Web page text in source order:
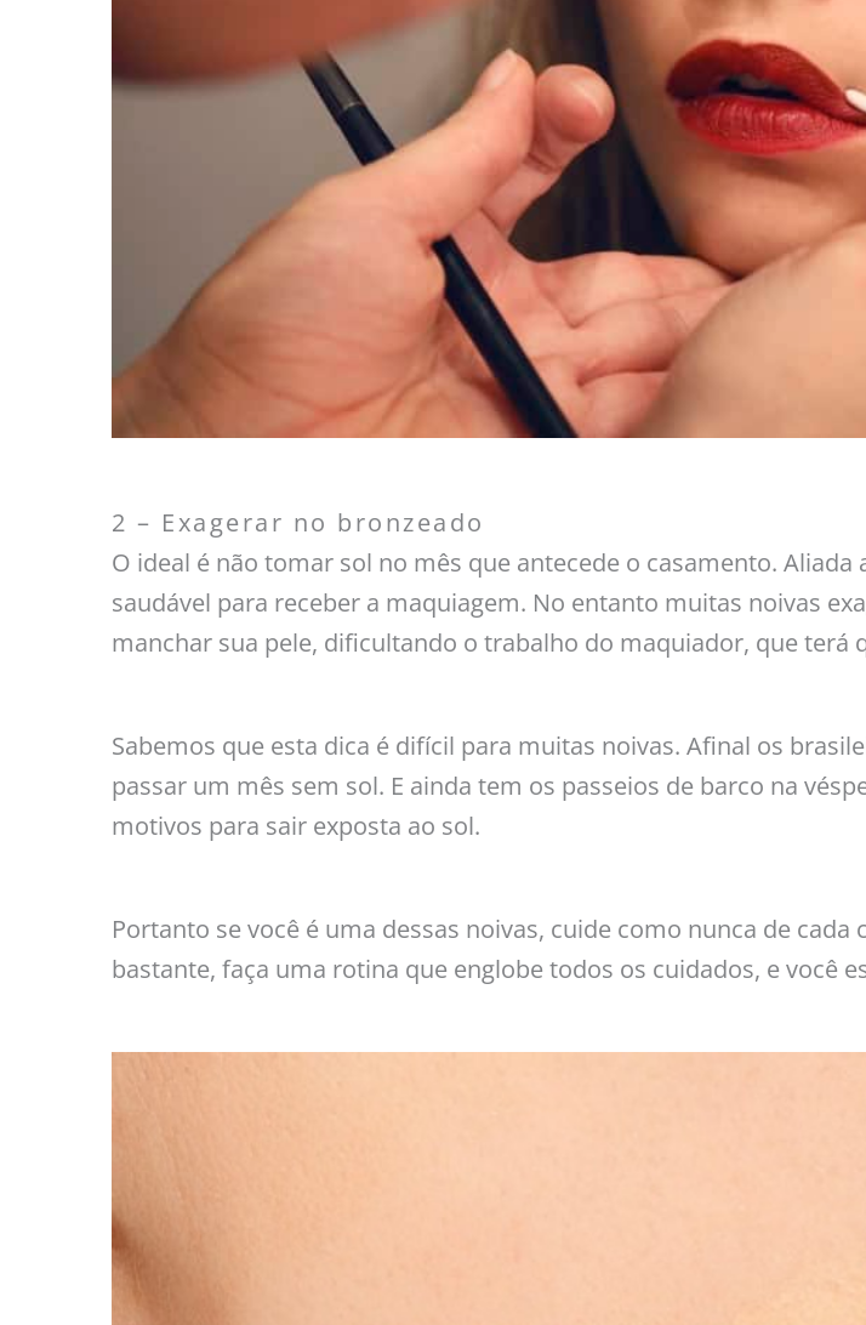
2 – Exagerar no bronzeado
O ideal é não tomar sol no mês que antecede o casamento.
saudável para receber a maquiagem. No entanto muitas noivas
manchar sua pele, dificultando o trabalho do maquiador, que terá
Sabemos que esta dica é difícil para muitas noivas. Afinal os
passar um mês sem sol. E ainda tem os passeios de barco na
motivos para sair exposta ao sol.
Portanto se você é uma dessas noivas, cuide como nunca de
bastante, faça uma rotina que englobe todos os cuidados, e você